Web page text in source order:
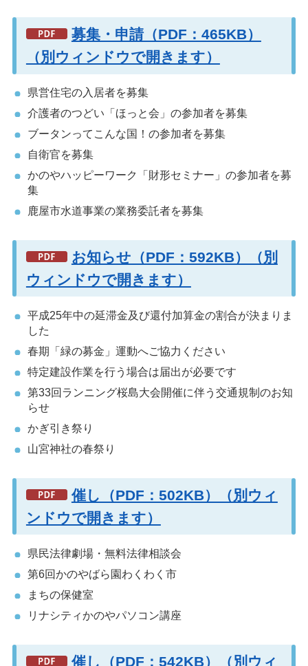
募集・申請（PDF：465KB）
（別ウィンドウで開きます）
県営住宅の入居者を募集
介護者のつどい「ほっと会」の参加者を募集
ブータンってこんな国！の参加者を募集
自衛官を募集
かのやハッピーワーク「財形セミナー」の参加者を募
集
鹿屋市水道事業の業務委託者を募集
お知らせ（PDF：592KB）（別
ウィンドウで開きます）
平成25年中の延滞金及び還付加算金の割合が決まりま
した
春期「緑の募金」運動へご協力ください
特定建設作業を行う場合は届出が必要です
第33回ランニング桜島大会開催に伴う交通規制のお知
らせ
かぎ引き祭り
山宮神社の春祭り
催し（PDF：502KB）（別ウィ
ンドウで開きます）
県民法律劇場・無料法律相談会
第6回かのやばら園わくわく市
まちの保健室
リナシティかのやパソコン講座
催し（PDF：542KB）（別ウィ